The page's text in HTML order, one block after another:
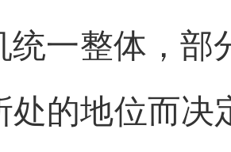
统一整体，部
处的地位而决